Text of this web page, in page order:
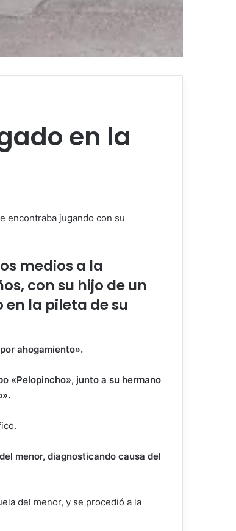
en la
encontraba jugando con su
medios a la
con su hijo de un
la pileta de su
ahogamiento».
«Pelopincho», junto a su hermano
menor, diagnosticando causa del
del menor, y se procedió a la